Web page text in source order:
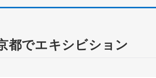
都でエキシビション